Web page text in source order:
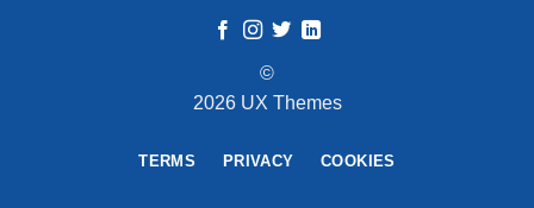
©
2026 UX Themes
TERMS PRIVACY COOKIES